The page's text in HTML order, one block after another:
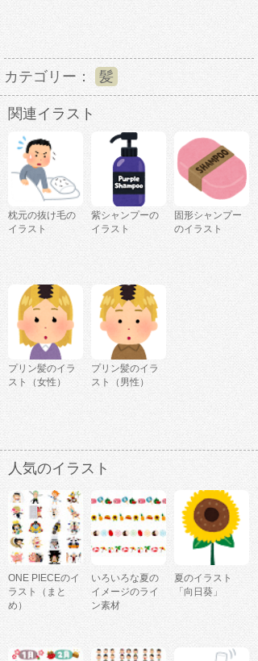
カテゴリー： 髪
関連イラスト
枕元の抜け毛の
イラスト
紫シャンプーの
イラスト
固形シャンプー
のイラスト
プリン髪のイラ
スト（女性）
プリン髪のイラ
スト（男性）
人気のイラスト
ONE PIECEのイ
ラスト（まと
め）
いろいろな夏の
イメージのライ
ン素材
夏のイラスト
「向日葵」